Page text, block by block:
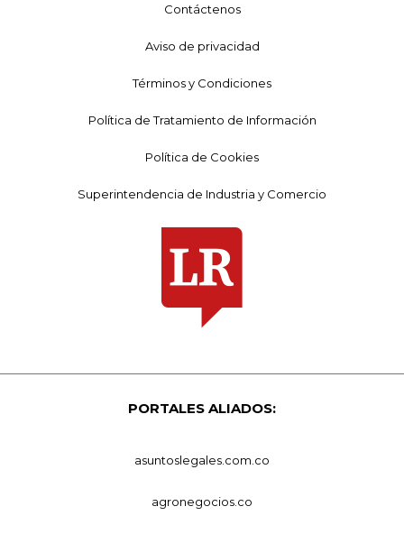
Contáctenos
Aviso de privacidad
Términos y Condiciones
Política de Tratamiento de Información
Política de Cookies
Superintendencia de Industria y Comercio
PORTALES ALIADOS:
asuntoslegales.com.co
agronegocios.co